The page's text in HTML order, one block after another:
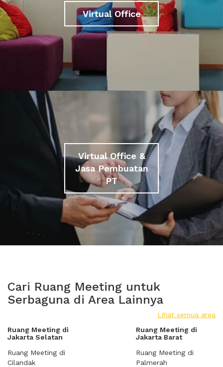
Virtual Office
Virtual Office &
Jasa Pembuatan
PT
Cari Ruang Meeting untuk
Serbaguna di Area Lainnya
Lihat semua area
Ruang Meeting di
Jakarta Selatan
Ruang Meeting di
Cilandak
Ruang Meeting di
Jakarta Barat
Ruang Meeting di
Palmerah